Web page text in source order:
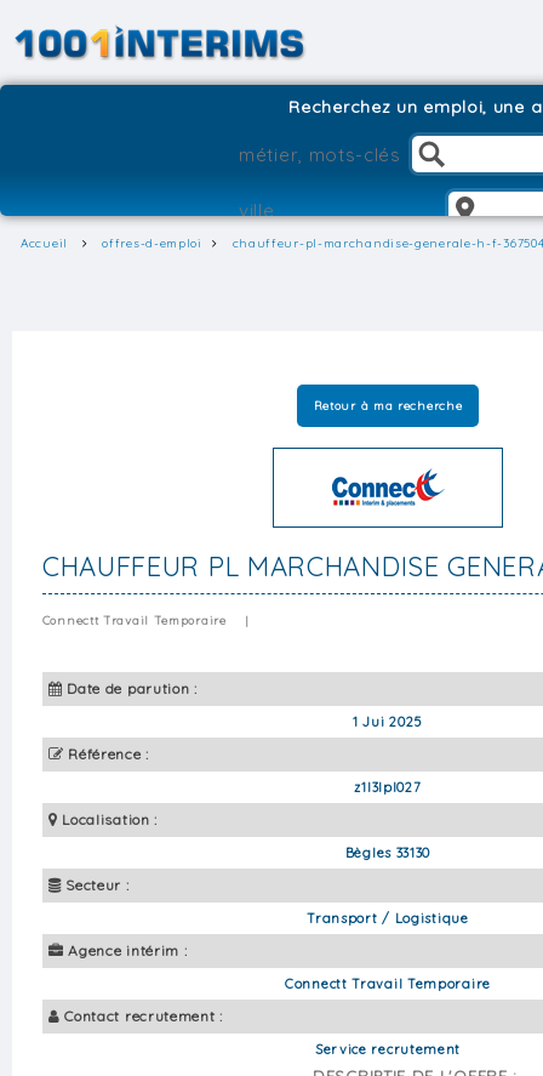
Recherchez un emploi, une
Accueil offres-d-emploi chauffeur-pl-marchandise-generale-h-f-
Retour à ma recherche
CHAUFFEUR PL MARCHANDISE
Connectt Travail Temporaire |
Date de parution :
1 Jui 2025
Référence :
z1l3lpl027
Localisation :
Bègles 33130
Secteur :
Transport / Logistique
Agence intérim :
Connectt Travail Temporaire
Contact recrutement :
Service recrutement